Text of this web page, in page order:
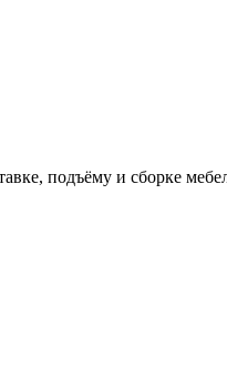
подъёму и сборке